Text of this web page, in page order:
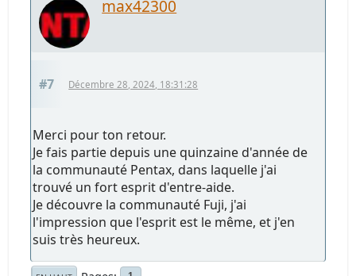
max42300
#7 Décembre 28, 2024, 18:31:28
Merci pour ton retour.
Je fais partie depuis une quinzaine d'année de
la communauté Pentax, dans laquelle j'ai
trouvé un fort esprit d'entre-aide.
Je découvre la communauté Fuji, j'ai
l'impression que l'esprit est le même, et j'en
suis très heureux.